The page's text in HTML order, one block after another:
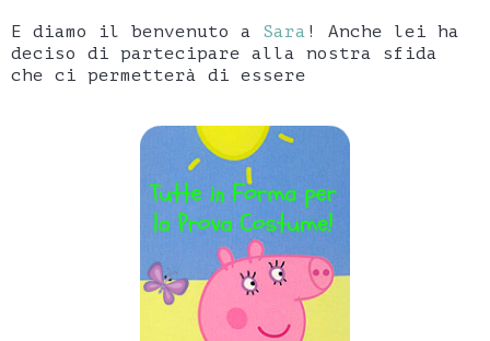
E diamo il benvenuto a Sara ! Anche lei ha
deciso di partecipare alla nostra sfida
che ci permetterà di essere